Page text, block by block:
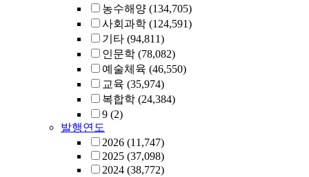
농수해양 (134,705)
사회과학 (124,591)
기타 (94,811)
인문학 (78,082)
예술체육 (46,550)
교육 (35,974)
복합학 (24,384)
9 (2)
발행연도
2026 (11,747)
2025 (37,098)
2024 (38,772)